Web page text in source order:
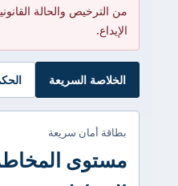
من الترخيص والحالة
الإيداع.
الخلاصة السريعة الحكم
بطاقة أمان سريعة
مستوى